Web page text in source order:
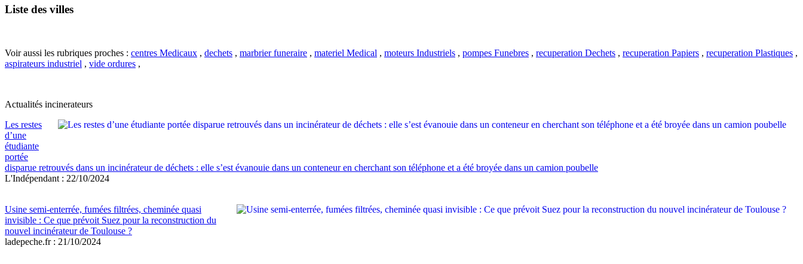
Liste des villes
Voir aussi les rubriques proches : centres Medicaux , dechets , marbrier funeraire , materiel Medical , moteurs Industriels , pompes Funebres , recuperation Dechets , recuperation Papiers , recuperation Plastiques ,
aspirateurs industriel , vide ordures ,
Actualités incinerateurs
Les restes
d’une
étudiante
portée
disparue retrouvés dans un incinérateur de déchets : elle s’est évanouie dans un conteneur en cherchant son téléphone et a été broyée dans un camion poubelle
L'Indépendant : 22/10/2024
Usine semi-enterrée, fumées filtrées, cheminée quasi
invisible : Ce que prévoit Suez pour la reconstruction du
nouvel incinérateur de Toulouse ?
ladepeche.fr : 21/10/2024